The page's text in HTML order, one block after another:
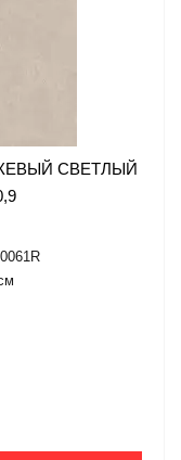
СВЕТЛЫЙ